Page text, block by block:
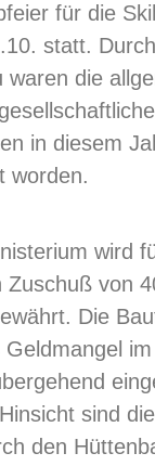
für die
statt.
waren die
in diesem
worden.
wird
Zuschuß von
Die
Geldmangel
sind
den